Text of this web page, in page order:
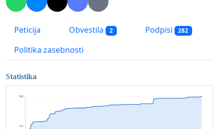
Peticija Obvestila 2 Podpisi 282
Politika zasebnosti
Statistika
141
282